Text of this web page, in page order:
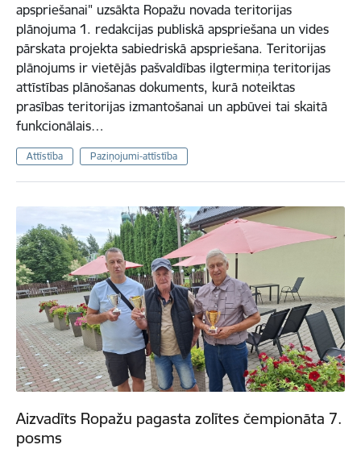
apspriešanai" uzsākta Ropažu novada teritorijas
plānojuma 1. redakcijas publiskā apspriešana un vides
pārskata projekta sabiedriskā apspriešana. Teritorijas
plānojums ir vietējās pašvaldības ilgtermiņa teritorijas
attīstības plānošanas dokuments, kurā noteiktas
prasības teritorijas izmantošanai un apbūvei tai skaitā
funkcionālais…
Attīstība Paziņojumi-attīstība
Aizvadīts Ropažu pagasta zolītes čempionāta 7.
posms